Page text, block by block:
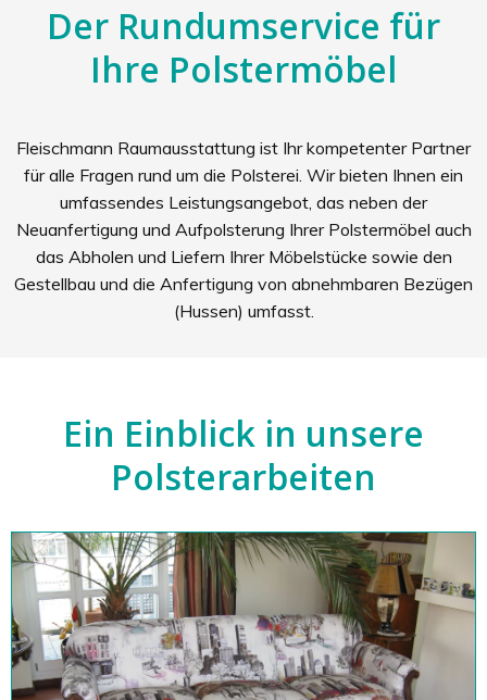
Der Rundumservice für
Ihre Polstermöbel
Fleischmann Raumausstattung ist Ihr kompetenter Partner
für alle Fragen rund um die Polsterei. Wir bieten Ihnen ein
umfassendes Leistungsangebot, das neben der
Neuanfertigung und Aufpolsterung Ihrer Polstermöbel auch
das Abholen und Liefern Ihrer Möbelstücke sowie den
Gestellbau und die Anfertigung von abnehmbaren Bezügen
(Hussen) umfasst.
Ein Einblick in unsere
Polsterarbeiten